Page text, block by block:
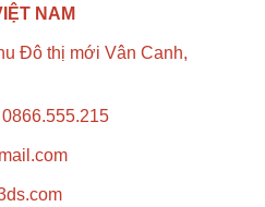
NAM
Đô thị mới Vân Canh,